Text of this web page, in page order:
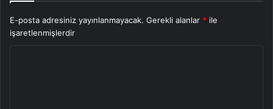
E-posta adresiniz yayınlanmayacak. Gerekli alanlar * ile
işaretlenmişlerdir